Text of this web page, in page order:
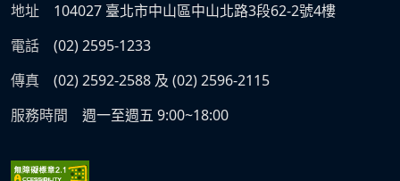
地址
104027 臺北市中山區中山北路3段62-2號4樓
電話
(02) 2595-1233
傳真
(02) 2592-2588 及 (02) 2596-2115
服務時間
週一至週五 9:00~18:00